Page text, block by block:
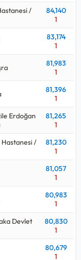
P93
alıyor, Büro
kontenjanı
tabloda
TL - 65.000
başlangıç
/
84,140
1
83,174
1
81,983
1
81,396
1
Erdoğan
81,265
1
Hastanesi /
81,230
1
81,057
1
80,983
1
Devlet
80,830
1
80,679
1